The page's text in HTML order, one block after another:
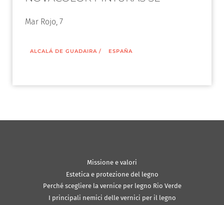
Mar Rojo, 7
ALCALÁ DE GUADAIRA / ESPAÑA
Missione e valori
Estetica e protezione del legno
Perché scegliere la vernice per legno Rio Verde
I principali nemici delle vernici per il legno